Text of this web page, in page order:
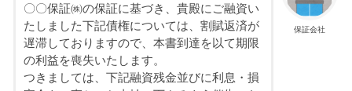
保証会社
〇〇保証㈱の保証に基づき、貴殿にご融資い
たしました下記債権については、割賦返済が
遅滞しておりますので、本書到達を以て期限
の利益を喪失いたします。
つきましては、下記融資残金並びに利息・損